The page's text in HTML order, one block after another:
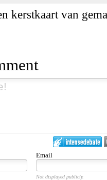
kerstkaart van
Email
Not displayed publicly.